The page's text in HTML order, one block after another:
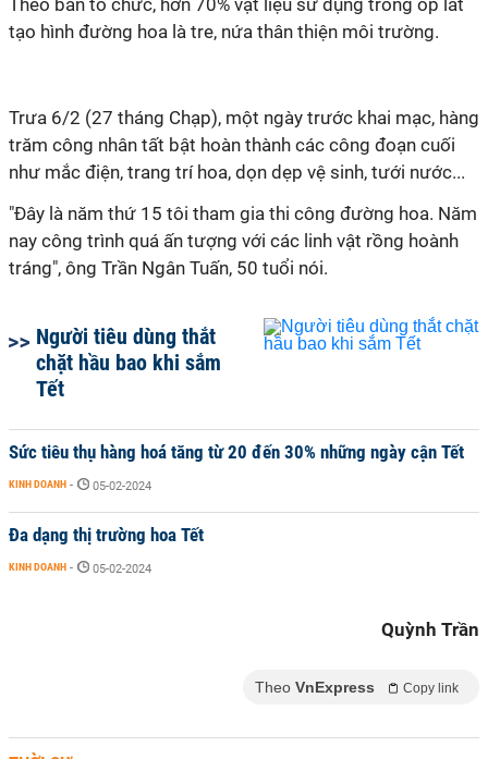
Theo ban tổ chức, hơn 70% vật liệu sử dụng trong ốp lát
tạo hình đường hoa là tre, nứa thân thiện môi trường.
Trưa 6/2 (27 tháng Chạp), một ngày trước khai mạc, hàng
trăm công nhân tất bật hoàn thành các công đoạn cuối
như mắc điện, trang trí hoa, dọn dẹp vệ sinh, tưới nước...
"Đây là năm thứ 15 tôi tham gia thi công đường hoa. Năm
nay công trình quá ấn tượng với các linh vật rồng hoành
tráng", ông Trần Ngân Tuấn, 50 tuổi nói.
Người tiêu dùng thắt
chặt hầu bao khi sắm
Tết
Sức tiêu thụ hàng hoá tăng từ 20 đến 30% những ngày cận Tết
KINH DOANH - 05-02-2024
Đa dạng thị trường hoa Tết
KINH DOANH - 05-02-2024
Quỳnh Trần
Theo VnExpress Copy link